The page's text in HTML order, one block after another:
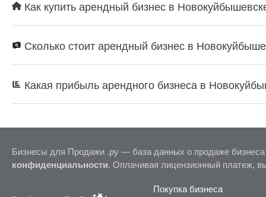
Как купить арендный бизнес в
Сколько стоит арендный бизнес в
Какая прибыль арендного бизнеса в
Бизнесы для Продажи .ру — база данных о продаже
конфиденциальности. Оплачивая лицензионный платеж,
Покупка бизнеса